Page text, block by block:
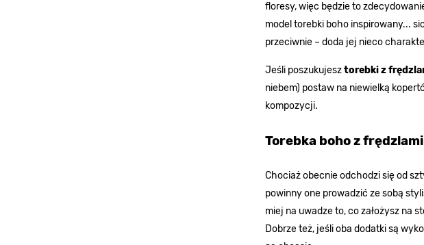
floresy, więc będzie to
model torebki boho inspirowany...
przeciwnie – doda jej nieco
Jeśli poszukujesztorebki z
niebem) postaw na niewielką
kompozycji.
Torebka boho z
Chociaż obecnie odchodzi się od
powinny one prowadzić ze sobą
miej na uwadze to, co założysz na
Dobrze też, jeśli oba dodatki są